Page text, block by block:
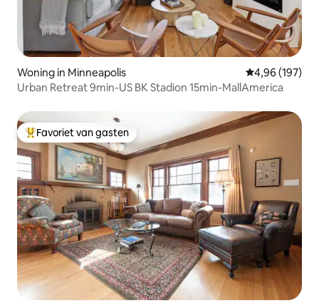
Woning in Minneapolis Gemiddelde
4,96 (197)
Urban Retreat 9min-US BK Stadion 15min-MallAmerica
Topfavoriet van gasten
Favoriet van gasten